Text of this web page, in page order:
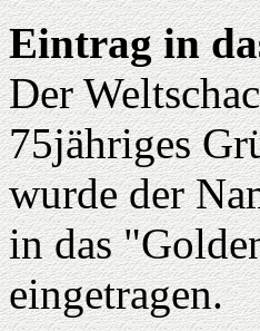
Eintrag in
Der
75jähriges
wurde der
in das
eingetragen.